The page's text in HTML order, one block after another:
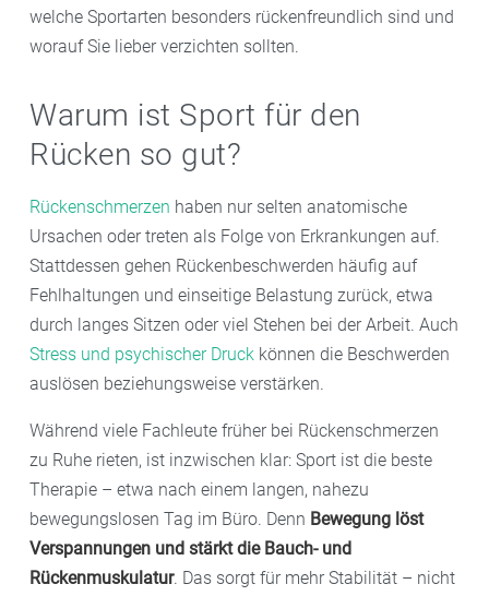
welche Sportarten besonders rückenfreundlich sind und
worauf Sie lieber verzichten sollten.
Warum ist Sport für den
Rücken so gut?
Rückenschmerzen haben nur selten anatomische
Ursachen oder treten als Folge von Erkrankungen auf.
Stattdessen gehen Rückenbeschwerden häufig auf
Fehlhaltungen und einseitige Belastung zurück, etwa
durch langes Sitzen oder viel Stehen bei der Arbeit. Auch
Stress und psychischer Druck können die Beschwerden
auslösen beziehungsweise verstärken.
Während viele Fachleute früher bei Rückenschmerzen
zu Ruhe rieten, ist inzwischen klar: Sport ist die beste
Therapie – etwa nach einem langen, nahezu
bewegungslosen Tag im Büro. Denn Bewegung löst
Verspannungen und stärkt die Bauch- und
Rückenmuskulatur. Das sorgt für mehr Stabilität – nicht